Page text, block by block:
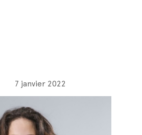
7 janvier 2022